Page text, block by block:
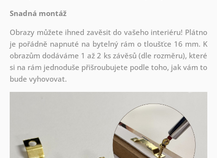
Snadná montáž
Obrazy můžete ihned zavěsit do vašeho interiéru! Plátno
je pořádně napnuté na bytelný rám o tloušťce 16 mm. K
obrazům dodáváme 1 až 2 ks závěsů (dle rozměru), které
si na rám jednoduše přišroubujete podle toho, jak vám to
bude vyhovovat.